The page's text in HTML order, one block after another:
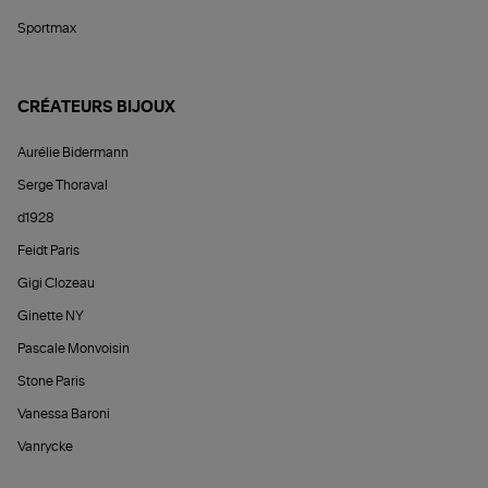
Sportmax
CRÉATEURS BIJOUX
Aurélie Bidermann
Serge Thoraval
d1928
Feidt Paris
Gigi Clozeau
Ginette NY
Pascale Monvoisin
Stone Paris
Vanessa Baroni
Vanrycke